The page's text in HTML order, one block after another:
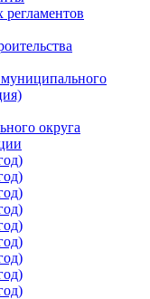
муниципального
округа